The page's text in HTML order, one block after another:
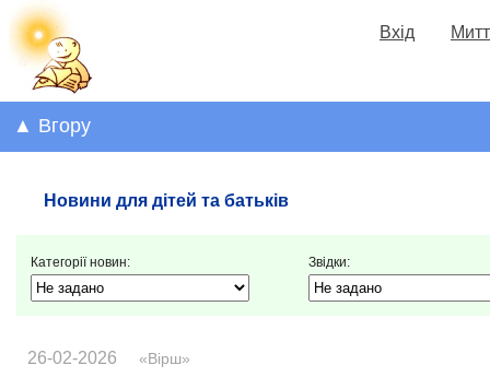
Вхід
▲ Вгору
Новини для дітей та батьків
Категорії новин: Звідки:
26-02-2026 «Вірш»